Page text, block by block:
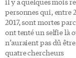
du président actuel,
l’aide à assurer sa
personnes qui, entre
2017, sont mortes
ont tenté un selfie là
n’auraient pas dû
quatre chercheurs